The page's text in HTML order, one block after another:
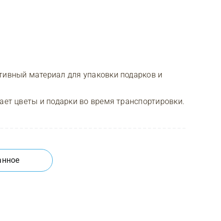
материал для упаковки подарков и
цветы и подарки во время транспортировки.